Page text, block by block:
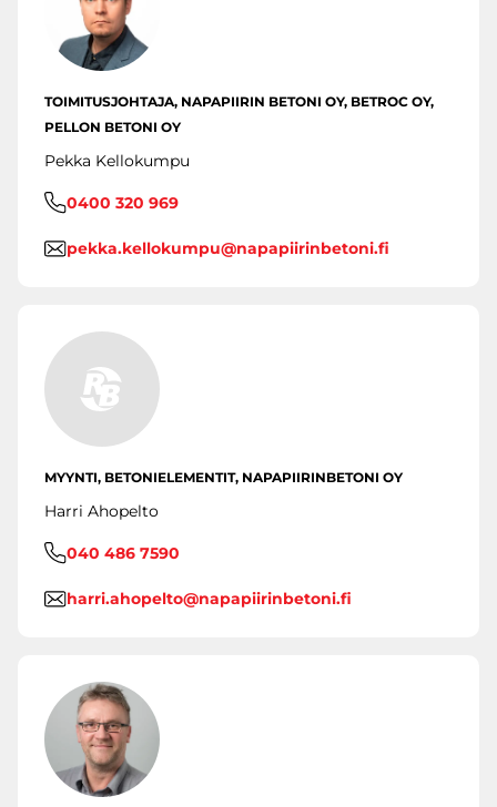
TOIMITUSJOHTAJA, NAPAPIIRIN BETONI OY, BETROC OY,
PELLON BETONI OY
Pekka Kellokumpu
0400 320 969
pekka.kellokumpu@napapiirinbetoni.fi
MYYNTI, BETONIELEMENTIT, NAPAPIIRINBETONI OY
Harri Ahopelto
040 486 7590
harri.ahopelto@napapiirinbetoni.fi